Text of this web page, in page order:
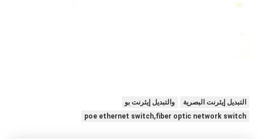
التبديل إيثرنت البصرية
والتبديل إيثرنت بو
poe ethernet switch,fiber optic network switch